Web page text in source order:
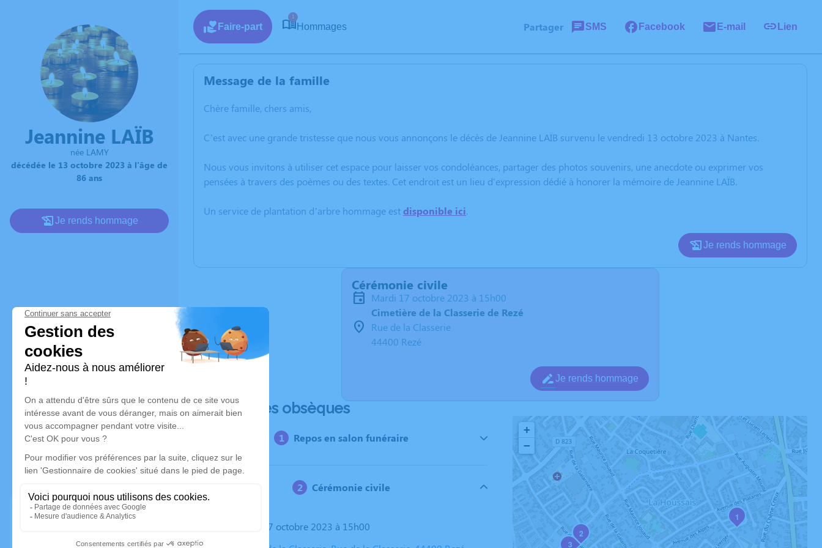
Jeannine LAÏB
née LAMY
décédée le 13 octobre 2023 à l'âge de
86 ans
Je rends hommage
Faire-part
1
Hommages Partager SMS Facebook E-mail Lien
Message de la famille
Chère famille, chers amis,
C’est avec une grande tristesse que nous vous annonçons le décès de Jeannine LAÏB survenu le vendredi 13 octobre 2023 à Nantes.
Nous vous invitons à utiliser cet espace pour laisser vos condoléances, partager des photos souvenirs, une anecdote ou exprimer vos
pensées à travers des poèmes ou des textes. Cet endroit est un lieu d'expression dédié à honorer la mémoire de Jeannine LAÏB.
Un service de plantation d’arbre hommage estdisponible ici.
Je rends hommage
Cérémonie civile
mardi 17 octobre 2023 à 15h00
Cimetière de la Classerie de Rezé
Rue de la Classerie
44400 Rezé
Je rends hommage
Déroulé des obsèques
Repos en salon funéraire
Cérémonie civile
Le mardi 17 octobre 2023 à 15h00
1
2
3
+
−